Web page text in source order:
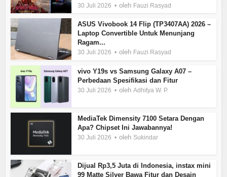
30 Juli 2026 oleh Fauzi Rasyad
ASUS Vivobook 14 Flip (TP3407AA) 2026 –
Laptop Convertible Untuk Menunjang
Ragam...
30 Juli 2026 oleh Fauzi Rasyad
vivo Y19s vs Samsung Galaxy A07 –
Perbedaan Spesifikasi dan Fitur
30 Juli 2026 olehAdhitya W. P.
MediaTek Dimensity 7100 Setara Dengan
Apa? Chipset Ini Jawabannya!
30 Juli 2026 oleh Sukindar
Dijual Rp3,5 Juta di Indonesia, instax mini
99 Matte Silver Bawa Fitur dan Desain